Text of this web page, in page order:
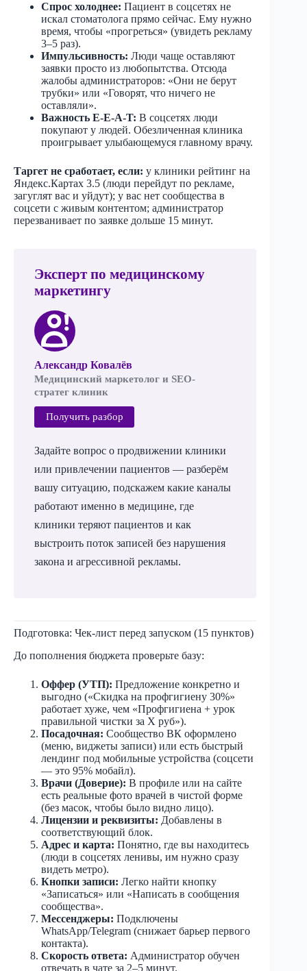
Спрос холоднее: Пациент в соцсетях не
искал стоматолога прямо сейчас. Ему нужно
время, чтобы «прогреться» (увидеть рекламу
3–5 раз).
Импульсивность: Люди чаще оставляют
заявки просто из любопытства. Отсюда
жалобы администраторов: «Они не берут
трубки» или «Говорят, что ничего не
оставляли».
Важность E-E-A-T: В соцсетях люди
покупают у людей. Обезличенная клиника
проигрывает улыбающемуся главному врачу.
Таргет не сработает, если: у клиники рейтинг на
Яндекс.Картах 3.5 (люди перейдут по рекламе,
загуглят вас и уйдут); у вас нет сообщества в
соцсети с живым контентом; администратор
перезванивает по заявке дольше 15 минут.
Эксперт по медицинскому
маркетингу
Александр Ковалёв
Медицинский маркетолог и SEO-
стратег клиник
Получить разбор
Задайте вопрос о продвижении клиники
или привлечении пациентов — разберём
вашу ситуацию, подскажем какие каналы
работают именно в медицине, где
клиники теряют пациентов и как
выстроить поток записей без нарушения
закона и агрессивной рекламы.
Подготовка: Чек-лист перед запуском (15 пунктов)
До пополнения бюджета проверьте базу:
Оффер (УТП): Предложение конкретно и
выгодно («Скидка на профгигиену 30%»
работает хуже, чем «Профгигиена + урок
правильной чистки за X руб»).
Посадочная: Сообщество ВК оформлено
(меню, виджеты записи) или есть быстрый
лендинг под мобильные устройства (соцсети
— это 95% мобайл).
Врачи (Доверие): В профиле или на сайте
есть реальные фото врачей в чистой форме
(без масок, чтобы было видно лицо).
Лицензии и реквизиты: Добавлены в
соответствующий блок.
Адрес и карта: Понятно, где вы находитесь
(люди в соцсетях ленивы, им нужно сразу
видеть метро).
Кнопки записи: Легко найти кнопку
«Записаться» или «Написать в сообщения
сообщества».
Мессенджеры: Подключены
WhatsApp/Telegram (снижает барьер первого
контакта).
Скорость ответа: Администратор обучен
отвечать в чате за 2–5 минут.